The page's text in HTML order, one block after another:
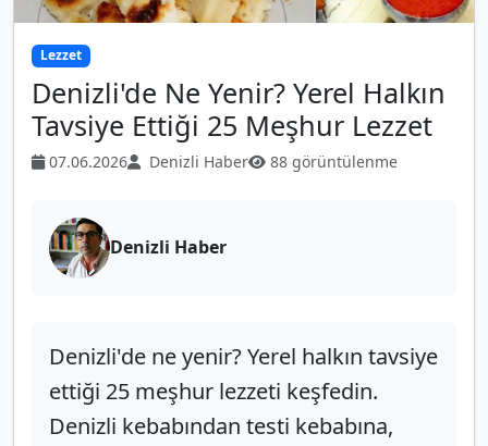
Lezzet
Denizli'de Ne Yenir? Yerel Halkın
Tavsiye Ettiği 25 Meşhur Lezzet
07.06.2026 Denizli Haber 88 görüntülenme
Denizli Haber
Denizli'de ne yenir? Yerel halkın tavsiye
ettiği 25 meşhur lezzeti keşfedin.
Denizli kebabından testi kebabına,